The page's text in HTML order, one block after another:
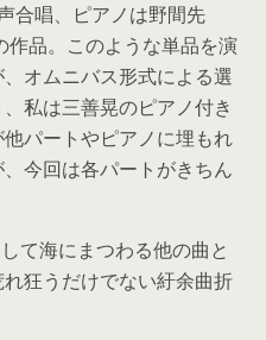
合唱、ピアノは野間先
品。このような単品を演
オムニバス形式による選
私は三善晃のピアノ付き
パートやピアノに埋もれ
今回は各パートがきちん
て海にまつわる他の曲と
狂うだけでない紆余曲折